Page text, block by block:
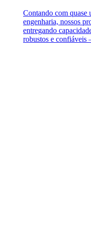
Contando com quase
engenharia, nossos
entregando
robustos e confiáveis